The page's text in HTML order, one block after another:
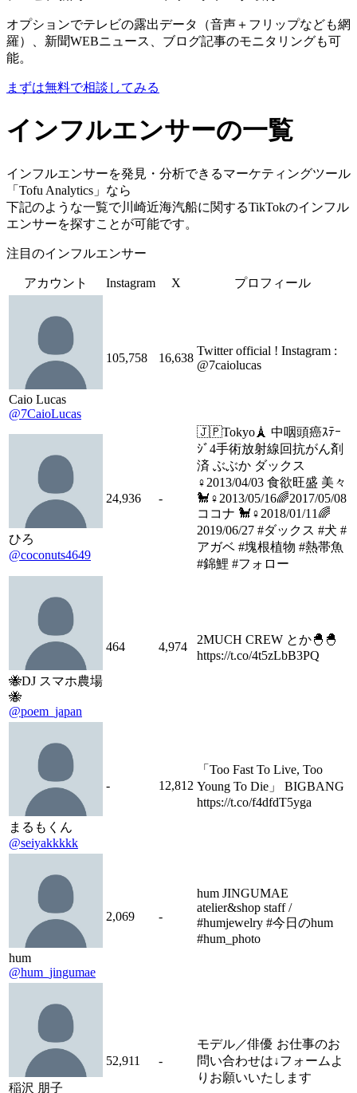
オプションでテレビの露出データ（音声＋フリップなども網
羅）、新聞WEBニュース、ブログ記事のモニタリングも可
能。
まずは無料で相談してみる
インフルエンサーの一覧
インフルエンサーを発見・分析できるマーケティングツール
「Tofu Analytics」なら
下記のような一覧で川崎近海汽船に関するTikTokのインフル
エンサーを探すことが可能です。
注目のインフルエンサー
アカウント Instagram X プロフィール
Caio Lucas
@7CaioLucas
105,758 16,638
Twitter official ! Instagram :
@7caiolucas
ひろ
@coconuts4649
24,936 -
🇯🇵Tokyo🗼 中咽頭癌ｽﾃｰ
ｼﾞ4手術放射線回抗がん剤
済 ぶぶか ダックス
♀2013/04/03 食欲旺盛 美々
🐩♀2013/05/16🌈2017/05/08
ココナ 🐩♀2018/01/11🌈
2019/06/27 #ダックス #犬 #
アガベ #塊根植物 #熱帯魚
#錦鯉 #フォロー
🐝DJ スマホ農場
🐝
@poem_japan
464 4,974
2MUCH CREW とか🐣🐣
https://t.co/4t5zLbB3PQ
まるもくん
@seiyakkkkk
- 12,812
「Too Fast To Live, Too
Young To Die」 BIGBANG
https://t.co/f4dfdT5yga
hum
@hum_jingumae
2,069 -
hum JINGUMAE
atelier&shop staff /
#humjewelry #今日のhum
#hum_photo
稲沢 朋子
52,911 -
モデル／俳優 お仕事のお
問い合わせは↓フォームよ
りお願いいたします